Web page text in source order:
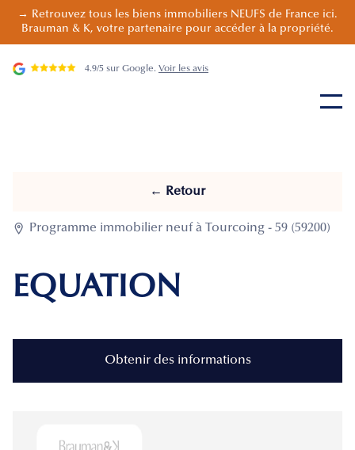
→ Retrouvez tous les biens immobiliers NEUFS de France ici.
Brauman & K, votre partenaire pour accéder à la propriété.
4.9/5 sur Google. Voir les avis
← Retour
 Programme immobilier neuf à Tourcoing - 59 (59200)
EQUATION
Obtenir des informations